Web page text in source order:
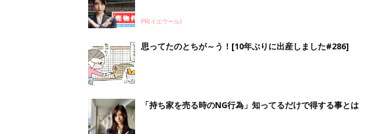
PR(イエウール)
思ってたのとちが～う！[10年ぶりに出産しました#286]
「持ち家を売る時のNG行為」知ってるだけで得する事とは